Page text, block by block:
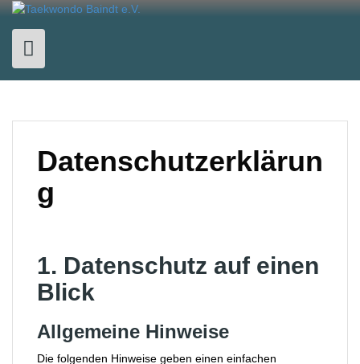
Skip
content
Datenschutzerklärun
g
1. Datenschutz auf einen
Blick
Allgemeine Hinweise
Die folgenden Hinweise geben einen einfachen